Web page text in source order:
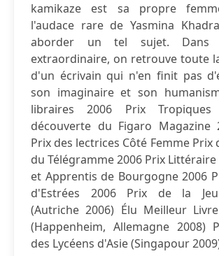
kamikaze est sa propre
l'audace rare de Yasmina
aborder un tel sujet. Dans
extraordinaire, on retrouve toute
d'un écrivain qui n'en finit pas
son imaginaire et son
libraires 2006 Prix
découverte du Figaro Magazine
Prix des lectrices Côté Femme Prix
du Télégramme 2006 Prix Littéraire
et Apprentis de Bourgogne 2006
d'Estrées 2006 Prix de la
(Autriche 2006) Élu Meilleur
(Happenheim, Allemagne 2008)
des Lycéens d'Asie (Singapour